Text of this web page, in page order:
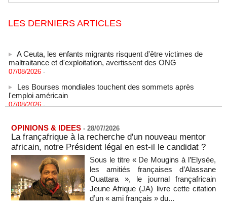
LES DERNIERS ARTICLES
maltraitance et d'exploitation, avertissent des ONG
07/08/2026 -
l'emploi américain
07/08/2026 -
vives de la nation
07/08/2026 -
Polémique à l’Assemblée nationale : Yaël Braun-Pivet se dit
"dépassée" par les critiques concernant le nouveau pavillon
07/08/2026 -
Depuis le « cessez-le-feu » à Gaza, les forces israéliennes
ont tué 300 enfants palestiniens (UNICEF)
OPINIONS & IDEES - 28/07/2026
La françafrique à la recherche d'un nouveau mentor
africain, notre Président légal en est-il le candidat ?
Sous le titre « De Mougins à l’Elysée,
les amitiés françaises d’Alassane
Ouattara », le journal françafricain
Jeune Afrique (JA) livre cette citation
d’un « ami français » du...